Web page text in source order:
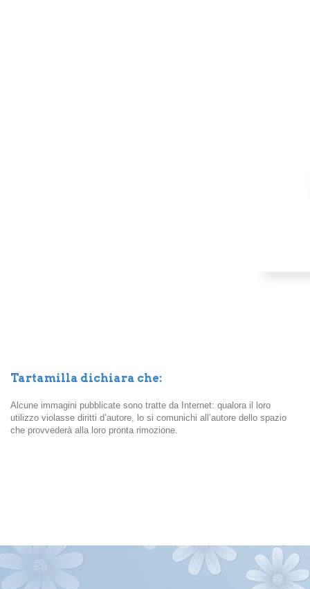
Tartamilla dichiara che:
Alcune immagini pubblicate sono tratte da Internet: qualora il loro
utilizzo violasse diritti d’autore, lo si comunichi all’autore dello spazio
che provvederà alla loro pronta rimozione.